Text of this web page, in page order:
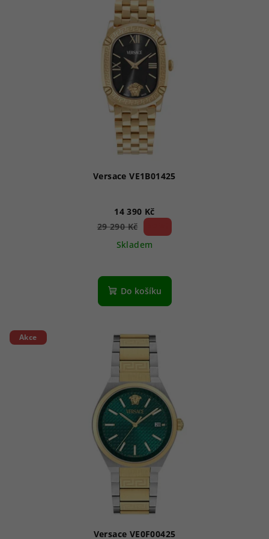
Versace VE1B01425
14 390 Kč
29 290 Kč
Skladem
Do košíku
Akce
Versace VE0F00425